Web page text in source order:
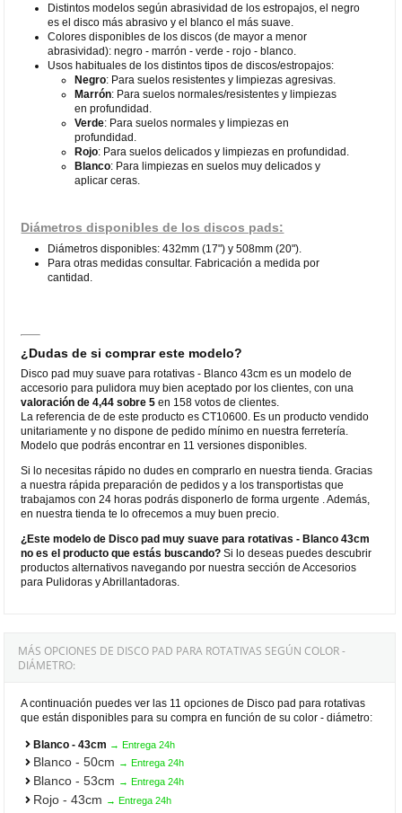
Distintos modelos según abrasividad de los estropajos, el negro
es el disco más abrasivo y el blanco el más suave.
Colores disponibles de los discos (de mayor a menor
abrasividad): negro - marrón - verde - rojo - blanco.
Usos habituales de los distintos tipos de discos/estropajos:
Negro: Para suelos resistentes y limpiezas agresivas.
Marrón: Para suelos normales/resistentes y limpiezas
en profundidad.
Verde: Para suelos normales y limpiezas en
profundidad.
Rojo: Para suelos delicados y limpiezas en profundidad.
Blanco: Para limpiezas en suelos muy delicados y
aplicar ceras.
Diámetros disponibles de los discos pads:
Diámetros disponibles: 432mm (17") y 508mm (20").
Para otras medidas consultar. Fabricación a medida por
cantidad.
¿Dudas de si comprar este modelo?
Disco pad muy suave para rotativas - Blanco 43cm es un modelo de
accesorio para pulidora muy bien aceptado por los clientes, con una
valoración de 4,44 sobre 5 en 158 votos de clientes.
La referencia de de este producto es CT10600. Es un producto vendido
unitariamente y no dispone de pedido mínimo en nuestra ferretería.
Modelo que podrás encontrar en 11 versiones disponibles.
Si lo necesitas rápido no dudes en comprarlo en nuestra tienda. Gracias
a nuestra rápida preparación de pedidos y a los transportistas que
trabajamos con 24 horas podrás disponerlo de forma urgente . Además,
en nuestra tienda te lo ofrecemos a muy buen precio.
¿Este modelo de Disco pad muy suave para rotativas - Blanco 43cm
no es el producto que estás buscando? Si lo deseas puedes descubrir
productos alternativos navegando por nuestra sección de Accesorios
para Pulidoras y Abrillantadoras.
MÁS OPCIONES DE DISCO PAD PARA ROTATIVAS SEGÚN COLOR -
DIÁMETRO:
A continuación puedes ver las 11 opciones de Disco pad para rotativas
que están disponibles para su compra en función de su color - diámetro:
Blanco - 43cm → Entrega 24h
Blanco - 50cm → Entrega 24h
Blanco - 53cm → Entrega 24h
Rojo - 43cm → Entrega 24h